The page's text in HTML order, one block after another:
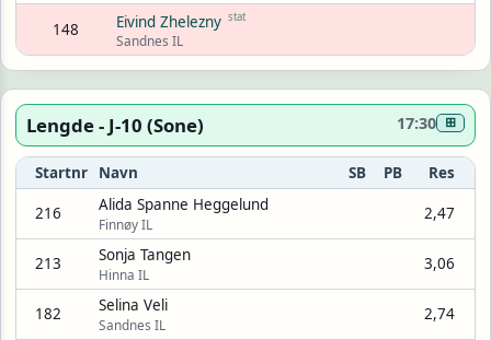
148 Eivind Zhelezny stat
Sandnes IL
Lengde - J-10 (Sone) 17:30 ⊞
Startnr Navn SB PB Res
216 Alida Spanne Heggelund
Finnøy IL
2,47
213 Sonja Tangen
Hinna IL
3,06
182 Selina Veli
Sandnes IL
2,74